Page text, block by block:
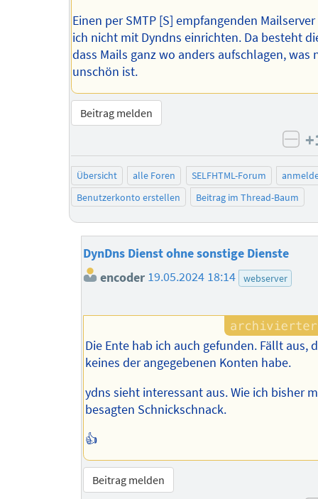
Einen per SMTP [S] empfangenden
ich nicht mit Dyndns einrichten. Da besteht
dass Mails ganz wo anders aufschlagen, was
unschön ist.
Beitrag melden
Übersicht alle Foren SELFHTML-Forum
Benutzerkonto erstellen
Beitrag im Thread-Baum
DynDns Dienst ohne sonstige Dienste
encoder 19.05.2024 18:14 webserver
Die Ente hab ich auch gefunden. Fällt aus,
keines der angegebenen Konten habe.
ydns sieht interessant aus. Wie ich bisher
besagten Schnickschnack.
👍
Beitrag melden